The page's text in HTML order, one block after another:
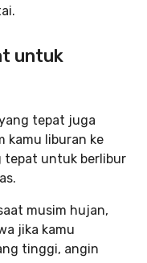
untuk
tepat juga
kamu liburan ke
tepat untuk berlibur
musim hujan,
jika kamu
tinggi, angin